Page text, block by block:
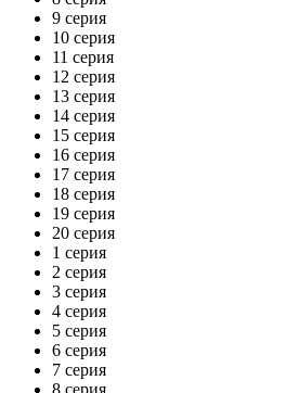
9 серия
10 серия
11 серия
12 серия
13 серия
14 серия
15 серия
16 серия
17 серия
18 серия
19 серия
20 серия
1 серия
2 серия
3 серия
4 серия
5 серия
6 серия
7 серия
8 серия